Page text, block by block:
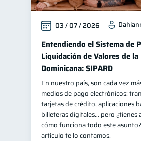
Inclusión financiera 22
Bienestar financiero 22
Finanzas para mujeres 20
Seguridad financiera 13
Productos financieros
Organización Financiera 10
Deudas 10
Entidad financiera 8
8
03 / 07 / 2026
Entendiendo el Sistema de
Liquidación de Valores de
Dominicana: SIPARD
En nuestro país, son cada vez
medios de pago electrónicos:
tarjetas de crédito, aplicaciones
billeteras digitales… pero ¿tienes
cómo funciona todo este
artículo te lo contamos.